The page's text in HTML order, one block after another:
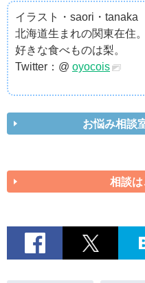
イラスト・saori・tanaka
北海道生まれの関東在住
好きな食べものは梨。
Twitter：@ oyocois
お悩み相談
相談は